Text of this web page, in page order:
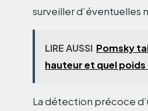
surveiller d’éventuelles
LIRE AUSSI Pomsky
hauteur et quel poids
La détection précoce